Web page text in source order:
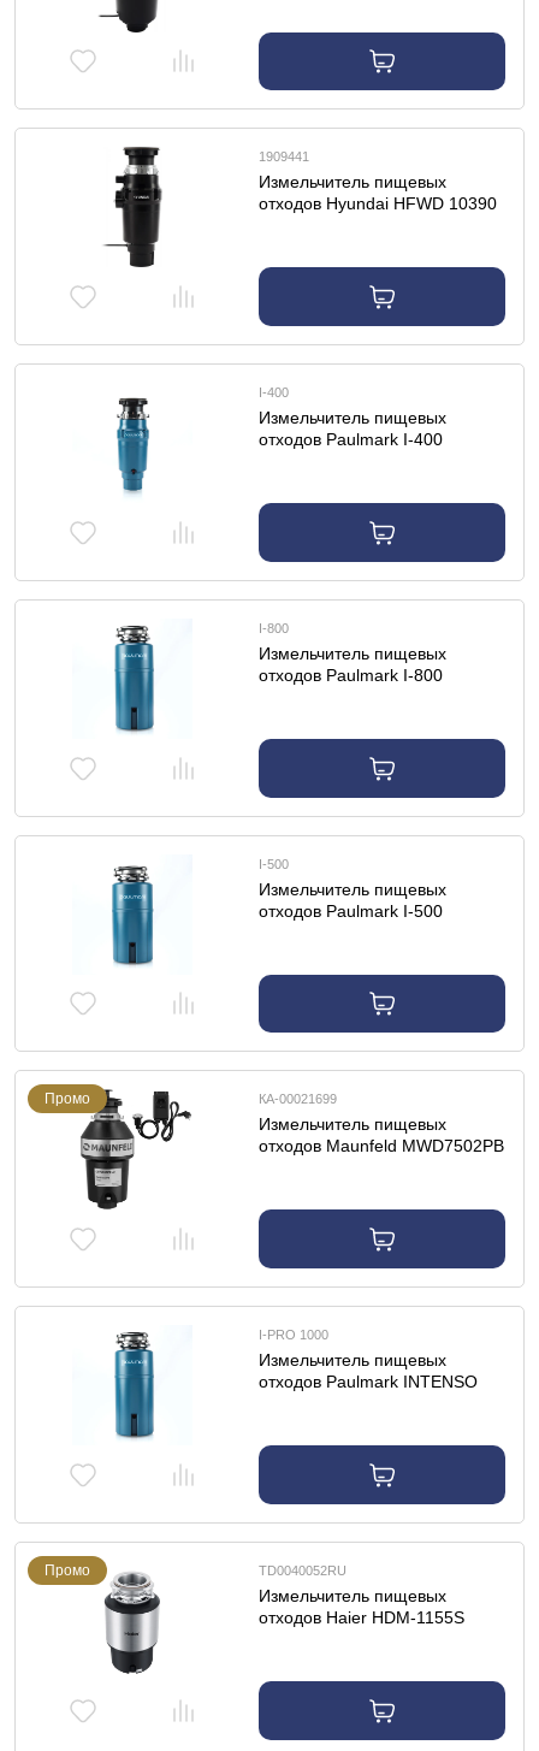
1909441
Измельчитель пищевых
отходов Hyundai HFWD 10390
I-400
Измельчитель пищевых
отходов Paulmark I-400
I-800
Измельчитель пищевых
отходов Paulmark I-800
I-500
Измельчитель пищевых
отходов Paulmark I-500
Промо КА-00021699
Измельчитель пищевых
отходов Maunfeld MWD7502PB
I-PRO 1000
Измельчитель пищевых
отходов Paulmark INTENSO
Промо TD0040052RU
Измельчитель пищевых
отходов Haier HDM-1155S